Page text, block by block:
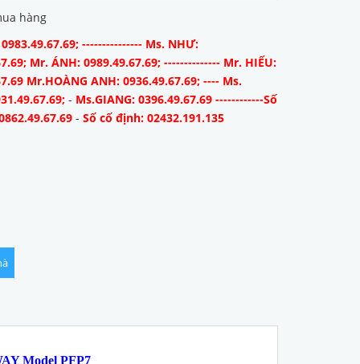
hàng
--------------- Ms. NHƯ:
Mr. ÁNH: 0989.49.67.69; -------------- Mr. HIẾU:
Mr.HOÀNG ANH: 0936.49.67.69; ---- Ms.
- Ms.GIANG: 0396.49.67.69 ------------Số
-Số cố định: 02432.191.135
Model PFP7